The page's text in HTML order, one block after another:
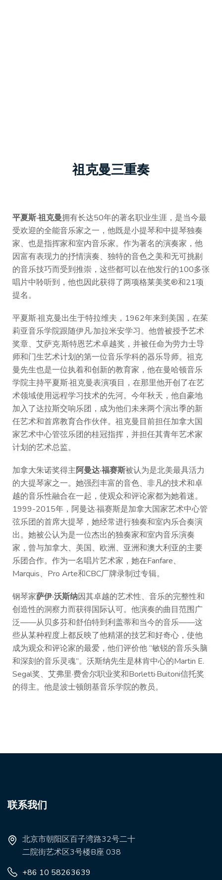
祖克曼三重奏
平夏斯·祖克曼拥有长达50年的著名职业生涯，是当今最
受欢迎的全能音乐家之一，他既是小提琴和中提琴独奏
家、也是指挥家和室内音乐家。作为著名的演奏家，他
因富有表现力的抒情演奏、独特的音色之美和无可挑剔
的音乐技巧而受到推崇，这些都可以在他发行的100多张
唱片中聆听到，他也因此获得了两项格莱美奖®和21项
提名。
平夏斯·祖克曼出生于特拉维夫，1962年来到美国，在茱
莉亚音乐学院跟随伊凡·加拉米安学习。他曾被授予艺术
奖章、艾萨克·斯特恩艺术卓越奖，并被任命为劳力士导
师和门生艺术计划的第一位音乐学科的器乐导师。祖克
曼先生也是一位执着和创新的教育家，他在曼哈顿音乐
学院主持平夏斯·祖克曼表演项目，在那里他开创了在艺
术领域使用远程学习技术的先河。今年秋天，他自豪地
加入了达拉斯交响乐团，成为他们未来两个演出季的新
任艺术和首席教育合作伙伴。祖克曼目前担任加拿大国
家艺术中心管弦乐团的桂冠指挥，并担任其青年艺术家
计划的艺术总监。
加拿大朱诺奖得主阿曼达·福赛斯被认为是北美最具活力
的大提琴家之一。她强烈丰富的音色、非凡的技术和卓
越的音乐性融合在一起，使观众和评论家都为她着迷。
1999-2015年，阿曼达·福赛斯是加拿大国家艺术中心管
弦乐团的首席大提琴，她经常进行独奏和室内乐合奏演
出。她被公认为是一位杰出的独奏家和室内音乐演奏
家，曾与加拿大、美国、欧洲、亚洲和澳大利亚的主要
乐团合作。作为一名唱片艺术家，她在Fanfare、
Marquis、Pro Arte和CBC厂牌录制过专辑。
钢琴家萨伊·沃斯纳因其卓越的艺术性、音乐的完整性和
创造性的洞察力而获得国际认可。他演奏的曲目范围广
泛——从贝多芬和舒伯特到利盖蒂和当今的音乐——这
些从某种程度上都反映了他精湛的技艺和好奇心，使他
成为观众和评论家的最爱，他们评价他 “敏锐的音乐头脑
和深刻的音乐灵魂”。沃斯纳先生是林肯中心的Martin E.
Segal奖、艾弗里·费舍尔职业奖和Borletti·Buitoni信托奖
的得主。他是波士顿朗基音乐学院的教员。
联系我们
北京市朝阳区百子湾路32号二十
二院街艺术区3号楼B座 038
+86 10 58263639